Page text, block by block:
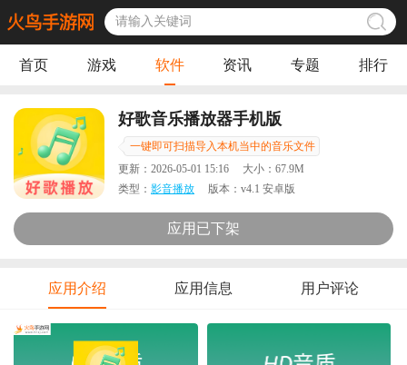
首页 游戏 软件 资讯 专题 排行
好歌音乐播放器手机版
一键即可扫描导入本机当中的音乐文件
更新： 2026-05-01 15:16 大小： 67.9M
类型： 影音播放 版本： v4.1 安卓版
应用已下架
应用介绍 应用信息 用户评论